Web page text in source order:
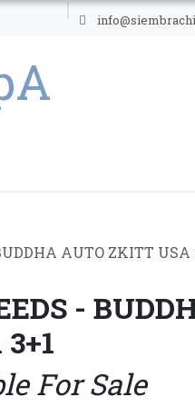
AUTO ZKITT USA
-
For Sale